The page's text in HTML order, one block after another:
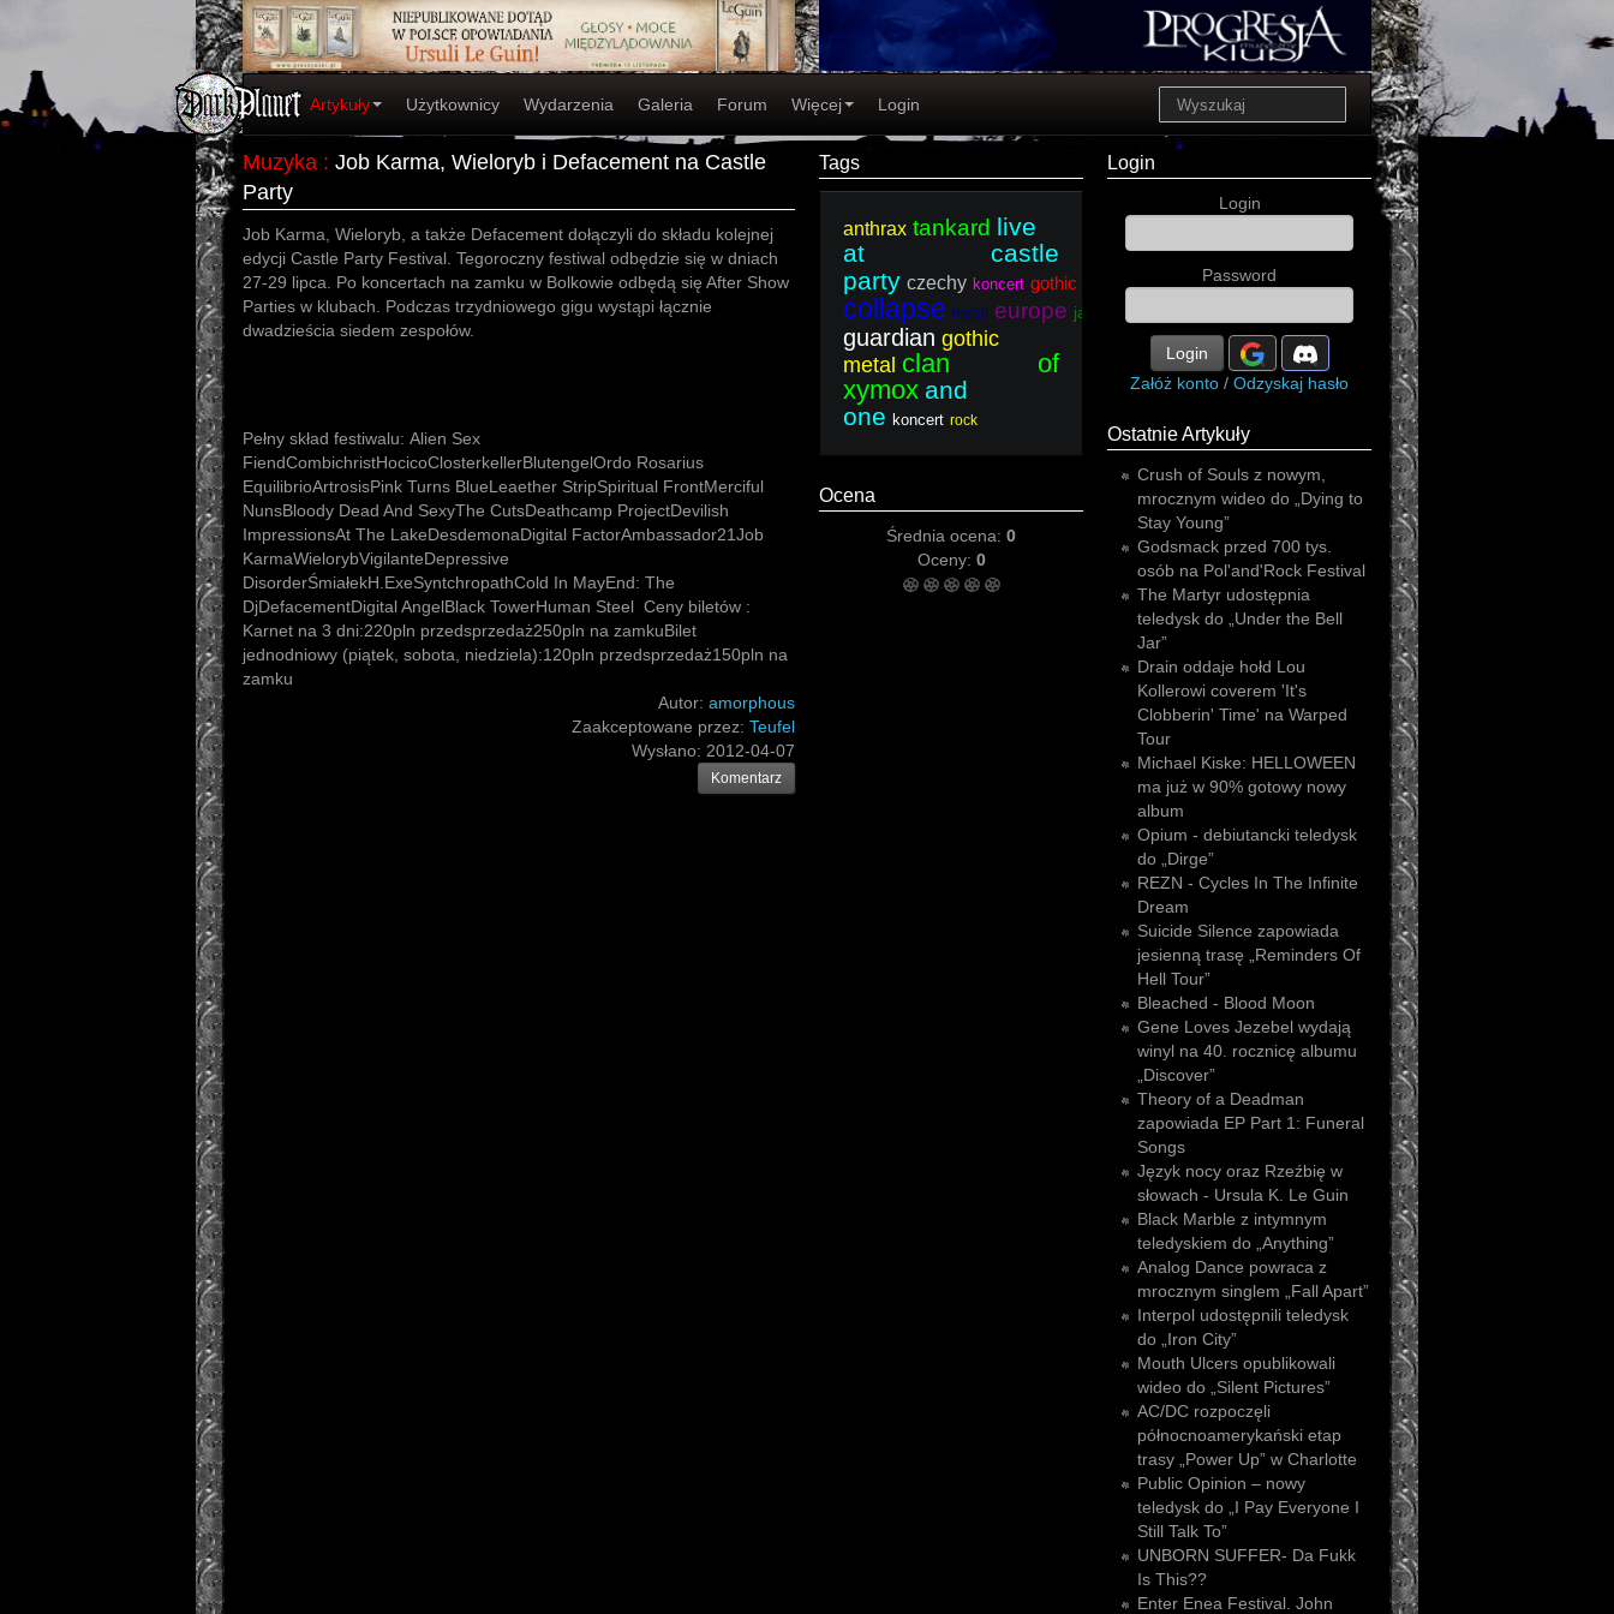
Artykuły Użytkownicy Wydarzenia Galeria Forum Więcej Login
Muzyka : Job Karma, Wieloryb i Defacement na Castle
Party
Job Karma, Wieloryb, a także Defacement dołączyli do składu kolejnej
edycji Castle Party Festival. Tegoroczny festiwal odbędzie się w dniach
27-29 lipca. Po koncertach na zamku w Bolkowie odbędą się After Show
Parties w klubach. Podczas trzydniowego gigu wystąpi łącznie
dwadzieścia siedem zespołów.
Pełny skład festiwalu: Alien Sex
FiendCombichristHocicoClosterkellerBlutengelOrdo Rosarius
EquilibrioArtrosisPink Turns BlueLeaether StripSpiritual FrontMerciful
NunsBloody Dead And SexyThe CutsDeathcamp ProjectDevilish
ImpressionsAt The LakeDesdemonaDigital FactorAmbassador21Job
KarmaWielorybVigilanteDepressive
DisorderŚmiałekH.ExeSyntchropathCold In MayEnd: The
DjDefacementDigital AngelBlack TowerHuman Steel Ceny biletów :
Karnet na 3 dni:220pln przedsprzedaż250pln na zamkuBilet
jednodniowy (piątek, sobota, niedziela):120pln przedsprzedaż150pln na
zamku
Autor: amorphous
Zaakceptowane przez: Teufel
Wysłano: 2012-04-07
Komentarz
Tags
anthrax tankard live
at castle
party czechy koncert gothic defacement bolków controlled
collapse metal europe jaromer
guardian gothic
metal clan of
xymox and
one koncert rock
Ocena
Średnia ocena: 0
Oceny: 0
Login
Login
Password
Login
Załóż konto / Odzyskaj hasło
Ostatnie Artykuły
Crush of Souls z nowym,
mrocznym wideo do „Dying to
Stay Young”
Godsmack przed 700 tys.
osób na Pol'and'Rock Festival
The Martyr udostępnia
teledysk do „Under the Bell
Jar”
Drain oddaje hołd Lou
Kollerowi coverem 'It's
Clobberin' Time' na Warped
Tour
Michael Kiske: HELLOWEEN
ma już w 90% gotowy nowy
album
Opium - debiutancki teledysk
do „Dirge”
REZN - Cycles In The Infinite
Dream
Suicide Silence zapowiada
jesienną trasę „Reminders Of
Hell Tour”
Bleached - Blood Moon
Gene Loves Jezebel wydają
winyl na 40. rocznicę albumu
„Discover”
Theory of a Deadman
zapowiada EP Part 1: Funeral
Songs
Język nocy oraz Rzeźbię w
słowach - Ursula K. Le Guin
Black Marble z intymnym
teledyskiem do „Anything”
Analog Dance powraca z
mrocznym singlem „Fall Apart”
Interpol udostępnili teledysk
do „Iron City”
Mouth Ulcers opublikowali
wideo do „Silent Pictures”
AC/DC rozpoczęli
północnoamerykański etap
trasy „Power Up” w Charlotte
Public Opinion – nowy
teledysk do „I Pay Everyone I
Still Talk To”
UNBORN SUFFER- Da Fukk
Is This??
Enter Enea Festival. John